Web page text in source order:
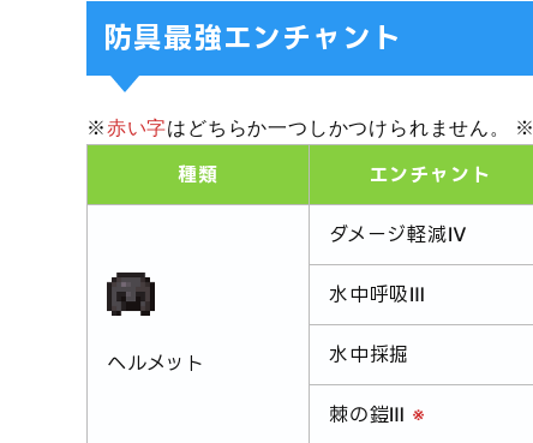
防具最強エンチャント
※ 赤い字はどちらか一つしかつけられません。 ※
種類 エンチャント
ヘルメット
ダメージ軽減Ⅳ
水中呼吸Ⅲ
水中採掘
棘の鎧Ⅲ ※